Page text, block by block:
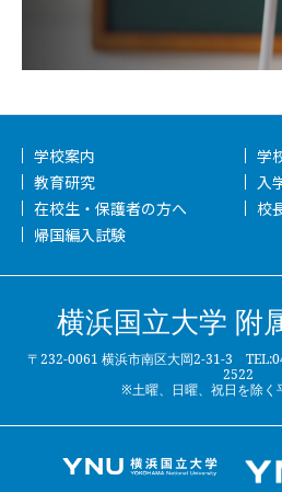
学校案内
学
教育研究
入
在校生・保護者の方へ
校
帰国編入試験
横浜国立大学 附
〒232-0061 横浜市南区大岡2-31-3
2522
※土曜、日曜、祝日を除く